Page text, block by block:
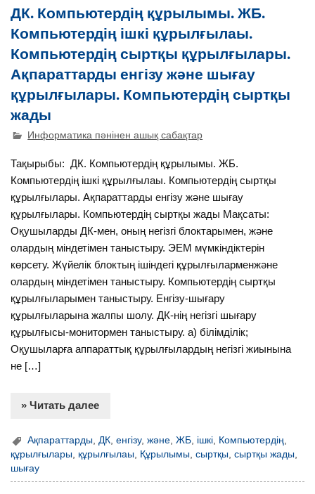
ДК. Компьютердің құрылымы. ЖБ.
Компьютердің ішкі құрылғылаы.
Компьютердің сыртқы құрылғылары.
Ақпараттарды енгізу және шығау
құрылғылары. Компьютердің сыртқы
жады
Информатика пәнінен ашық сабақтар
Тақырыбы: ДК. Компьютердің құрылымы. ЖБ.
Компьютердің ішкі құрылғылаы. Компьютердің сыртқы
құрылғылары. Ақпараттарды енгізу және шығау
құрылғылары. Компьютердің сыртқы жады Мақсаты:
Оқушыларды ДК-мен, оның негізгі блоктарымен, және
олардың міндетімен таныстыру. ЭЕМ мүмкіндіктерін
көрсету. Жүйелік блоктың ішіндегі құрылғыларменжәне
олардың міндетімен таныстыру. Компьютердің сыртқы
құрылғыларымен таныстыру. Енгізу-шығару
құрылғыларына жалпы шолу. ДК-нің негізгі шығару
құрылғысы-монитормен таныстыру. а) білімділік;
Оқушыларға аппараттық құрылғылардың негізгі жиынына
не […]
» Читать далее
Ақпараттарды ДК ,енгізу,және ,ЖБ ішкі Компьютердің
құрылғылары, құрылғылаы, Құрылымы,сыртқы,сыртқы жады,
шығау